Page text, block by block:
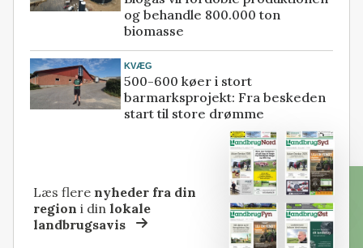
og behandle 800.000 ton
biomasse
KVÆG
500-600 køer i stort
barmarksprojekt: Fra beskeden
start til store drømme
Læs flere nyheder fra din
region i dinlokale
landbrugsavis